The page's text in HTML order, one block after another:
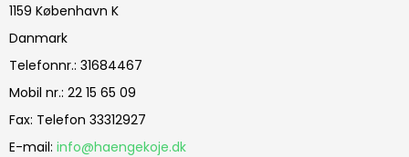
1159 København K
Danmark
Telefonnr.: 31684467
Mobil nr.: 22 15 65 09
Fax: Telefon 33312927
E-mail: info@haengekoje.dk